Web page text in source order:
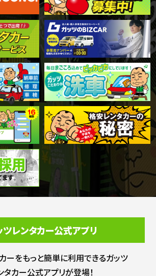
ツレンタカー公式アプリ
ーをもっと簡単に利用できるガッツ
タカー公式アプリが登場！